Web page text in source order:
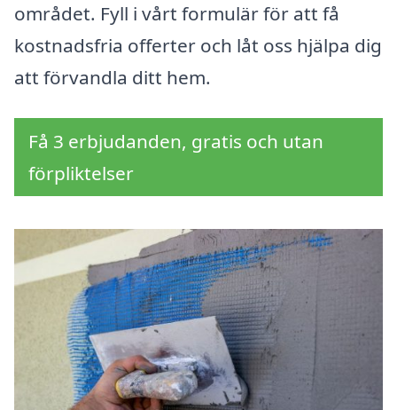
området. Fyll i vårt formulär för att få
kostnadsfria offerter och låt oss hjälpa dig
att förvandla ditt hem.
Få 3 erbjudanden, gratis och utan
förpliktelser